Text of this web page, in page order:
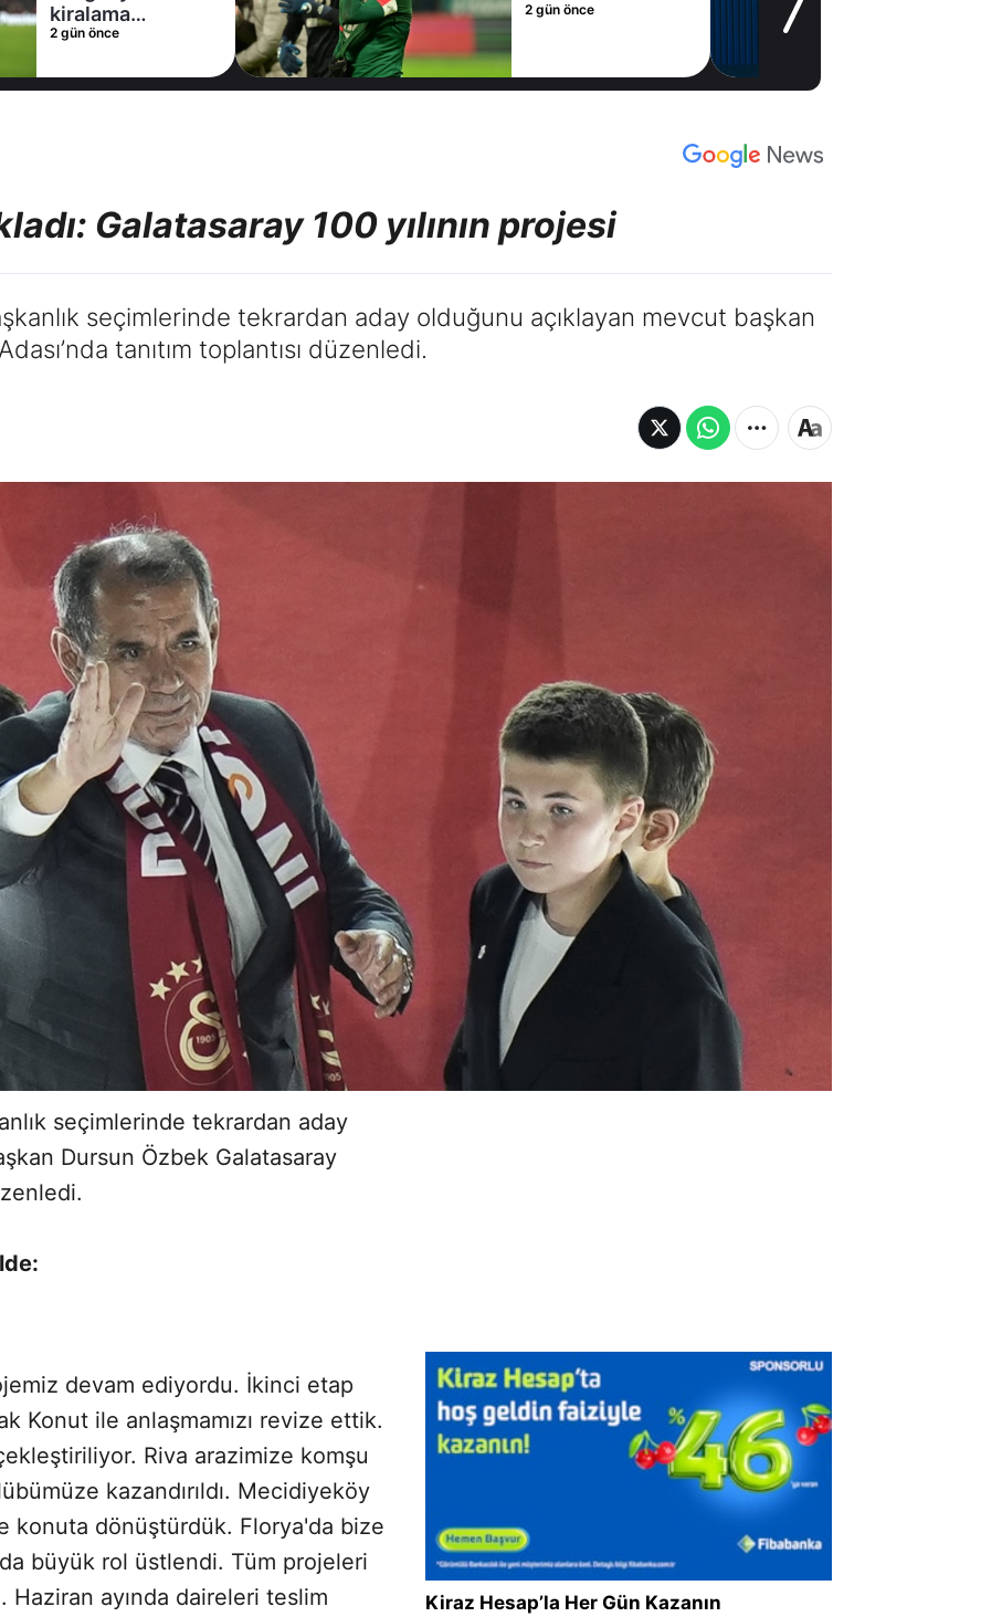
Al
Nunez
2 gün önce
Galatasaray 100 yılının projesi
seçimlerinde tekrardan aday olduğunu açıklayan mevcut başkan
tanıtım toplantısı düzenledi.
seçimlerinde tekrardan aday
Dursun Özbek Galatasaray
devam ediyordu. İkinci etap
Konut ile anlaşmamızı revize ettik.
Riva arazimize komşu
kazandırıldı. Mecidiyeköy
konuta dönüştürdük. Florya'da bize
büyük rol üstlendi. Tüm projeleri
Haziran ayında daireleri teslim
Kiraz Hesap’la Her Gün Kazanın